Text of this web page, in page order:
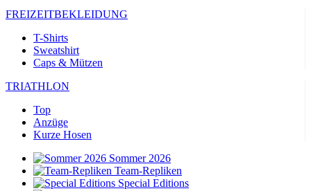
FREIZEITBEKLEIDUNG
T-Shirts
Sweatshirt
Caps & Mützen
TRIATHLON
Top
Anzüge
Kurze Hosen
Sommer 2026
Team-Repliken
Special Editions